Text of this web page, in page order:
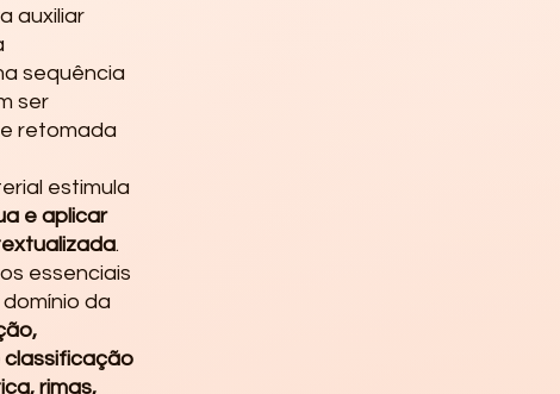
auxiliar
sequência
ser
retomada
estimula
e aplicar
.
essenciais
da
rimas,